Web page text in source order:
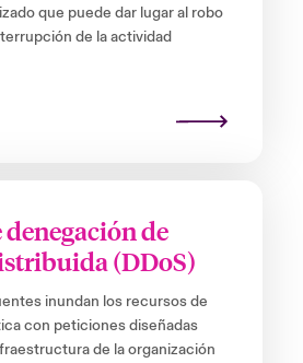
que puede dar lugar al robo
de la actividad
de
(DDoS)
inundan los recursos de
con peticiones diseñadas
de la organización